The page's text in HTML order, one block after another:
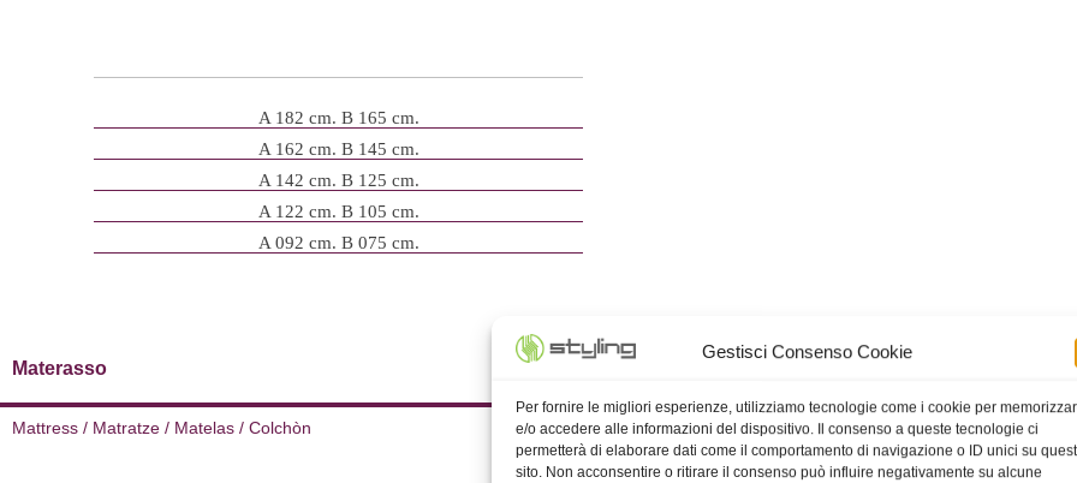
Gestisci Consenso Cookie
Per fornire le migliori esperienze, utilizziamo tecnologie come i cookie per
e/o accedere alle informazioni del dispositivo. Il consenso a queste tecnologie ci
permetterà di elaborare dati come il comportamento di navigazione o ID unici su
sito. Non acconsentire o ritirare il consenso può influire negativamente su alcune
A 182 cm. B 165 cm.
A 162 cm. B 145 cm.
A 142 cm. B 125 cm.
A 122 cm. B 105 cm.
A 092 cm. B 075 cm.
Materasso
Mattress / Matratze / Matelas / Colchòn